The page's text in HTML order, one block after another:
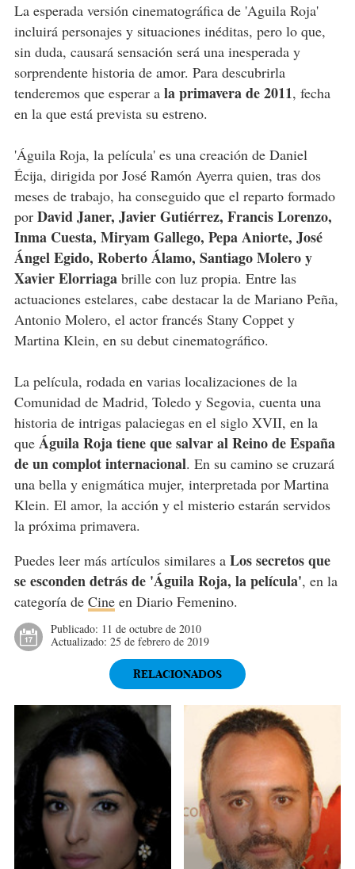
La esperada versión cinematográfica de 'Aguila Roja'
incluirá personajes y situaciones inéditas, pero lo que,
sin duda, causará sensación será una inesperada y
sorprendente historia de amor. Para descubrirla
tenderemos que esperar a la primavera de 2011, fecha
en la que está prevista su estreno.
'Águila Roja, la película' es una creación de Daniel
Écija, dirigida por José Ramón Ayerra quien, tras dos
meses de trabajo, ha conseguido que el reparto formado
por David Janer, Javier Gutiérrez, Francis Lorenzo,
Inma Cuesta, Miryam Gallego, Pepa Aniorte, José
Ángel Egido, Roberto Álamo, Santiago Molero y
Xavier Elorriagabrille con luz propia. Entre las
actuaciones estelares, cabe destacar la de Mariano Peña,
Antonio Molero, el actor francés Stany Coppet y
Martina Klein, en su debut cinematográfico.
La película, rodada en varias localizaciones de la
Comunidad de Madrid, Toledo y Segovia, cuenta una
historia de intrigas palaciegas en el siglo XVII, en la
que Águila Roja tiene que salvar al Reino de España
de un complot internacional. En su camino se cruzará
una bella y enigmática mujer, interpretada por Martina
Klein. El amor, la acción y el misterio estarán servidos
la próxima primavera.
Puedes leer más artículos similares a Los secretos que
se esconden detrás de 'Águila Roja, la película', en la
categoría de Cineen Diario Femenino.
Publicado: 11 de octubre de 2010
Actualizado: 25 de febrero de 2019
RELACIONADOS